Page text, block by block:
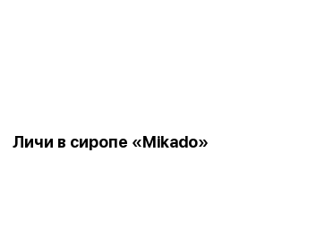
Личи в сиропе «Mikado»